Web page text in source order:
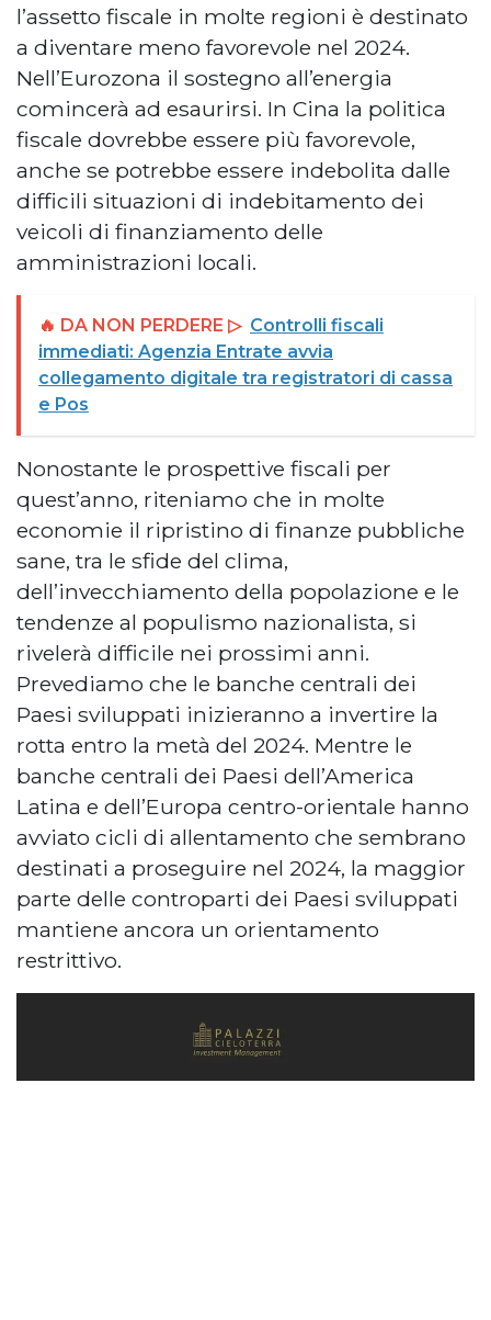
l’assetto fiscale in molte regioni è destinato
a diventare meno favorevole nel 2024.
Nell’Eurozona il sostegno all’energia
comincerà ad esaurirsi. In Cina la politica
fiscale dovrebbe essere più favorevole,
anche se potrebbe essere indebolita dalle
difficili situazioni di indebitamento dei
veicoli di finanziamento delle
amministrazioni locali.
🔥 DA NON PERDERE ▷ Controlli fiscali
immediati: Agenzia Entrate avvia
collegamento digitale tra registratori di cassa
e Pos
Nonostante le prospettive fiscali per
quest’anno, riteniamo che in molte
economie il ripristino di finanze pubbliche
sane, tra le sfide del clima,
dell’invecchiamento della popolazione e le
tendenze al populismo nazionalista, si
rivelerà difficile nei prossimi anni.
Prevediamo che le banche centrali dei
Paesi sviluppati inizieranno a invertire la
rotta entro la metà del 2024. Mentre le
banche centrali dei Paesi dell’America
Latina e dell’Europa centro-orientale hanno
avviato cicli di allentamento che sembrano
destinati a proseguire nel 2024, la maggior
parte delle controparti dei Paesi sviluppati
mantiene ancora un orientamento
restrittivo.